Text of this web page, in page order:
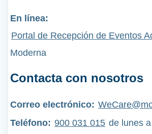
En línea:
Portal de Recepción de Eventos
Moderna
Contacta con nosotros
Correo electrónico:
Teléfono: 900 031 015 de lunes